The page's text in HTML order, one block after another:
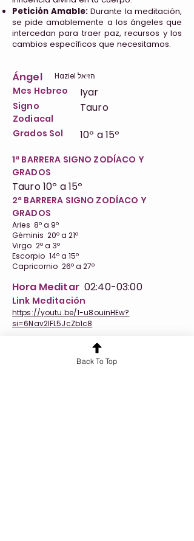
Petición Amable:Durante la meditación,
se pide amablemente a los ángeles que
intercedan para traer paz, recursos y los
cambios específicos que necesitamos.
Ángel Haziel הזיאל
Mes Hebreo Iyar
Signo
Zodiacal
Tauro
Grados Sol 10º a 15º
1ª BARRERA SIGNO ZODÍACO Y
GRADOS
Tauro 10º a 15º
2ª BARRERA SIGNO ZODÍACO Y
GRADOS
Aries 8º a 9º
Géminis 20º a 21º
Virgo 2º a 3º
Escorpio 14º a 15º
Capricornio 26º a 27º
Hora Meditar 02:40-03:00
Link Meditación
https://youtu.be/1-u8ouinHEw?
si=6Nav2IFL5JcZb1c8
Back To Top